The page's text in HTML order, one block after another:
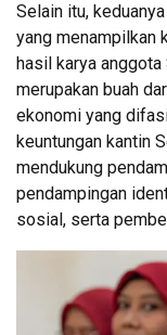
Selain itu,
yang menampilkan
hasil karya
merupakan buah
ekonomi yang
keuntungan kantin
mendukung
pendampingan
sosial, serta